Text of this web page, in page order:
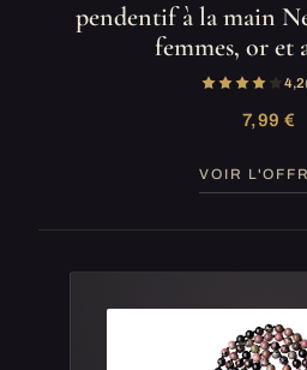
pendentif à la main
femmes, or et
4,2
7,99 €
VOIR